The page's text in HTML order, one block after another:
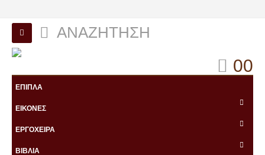
ΑΝΑΖΉΤΗΣΗ
00
ΕΠΙΠΛΑ
ΕΙΚΟΝΕΣ
ΕΡΓΟΧΕΙΡΑ
ΒΙΒΛΙΑ